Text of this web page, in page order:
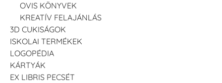
OVIS KÖNYVEK
KREATÍV FELAJÁNLÁS
3D CUKISÁGOK
ISKOLAI TERMÉKEK
LOGOPÉDIA
KÁRTYÁK
EX LIBRIS PECSÉT